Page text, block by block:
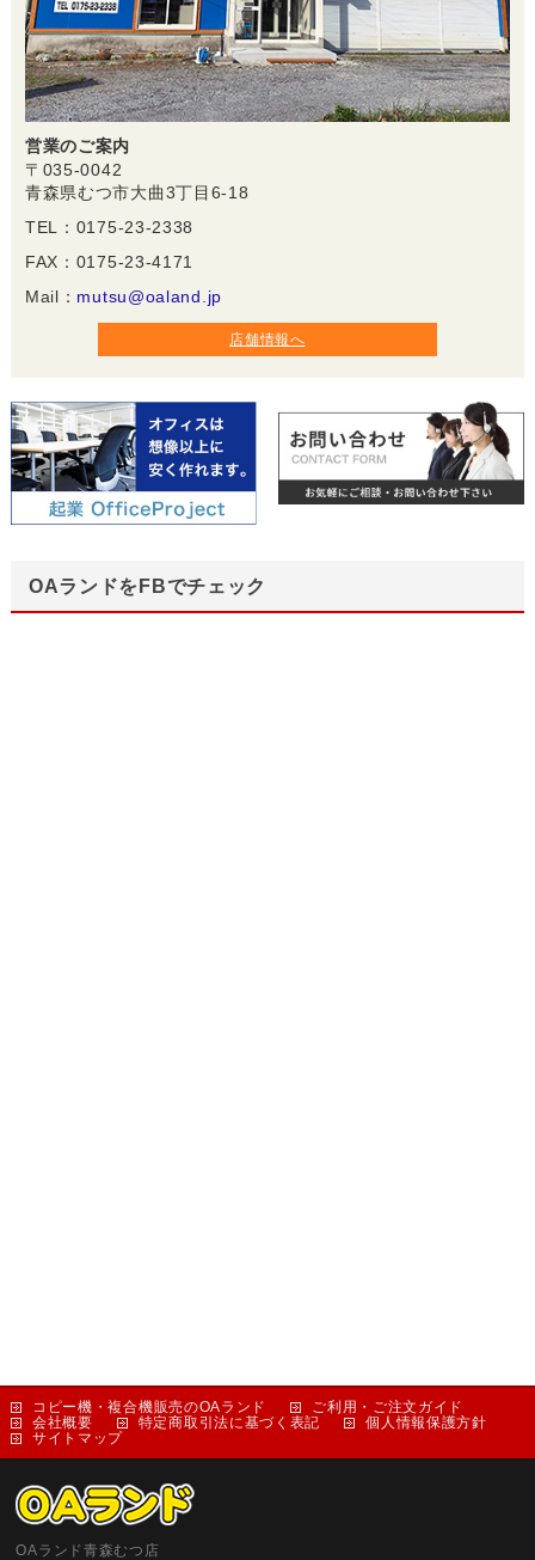
営業のご案内
〒035-0042
青森県むつ市大曲3丁目6-18
TEL：0175-23-2338
FAX：0175-23-4171
Mail： mutsu@oaland.jp
店舗情報へ
OAランドをFBでチェック
コピー機・複合機販売のOAランド
ご利用・ご注文ガイド
会社概要
特定商取引法に基づく表記
個人情報保護方針
サイトマップ
OAランド青森むつ店